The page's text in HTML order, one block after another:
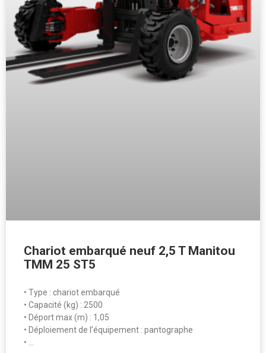
Chariot embarqué neuf 2,5 T Manitou
TMM 25 ST5
• Type : chariot embarqué
• Capacité (kg) : 2500
• Déport max (m) : 1,05
• Déploiement de l’équipement : pantographe
• …